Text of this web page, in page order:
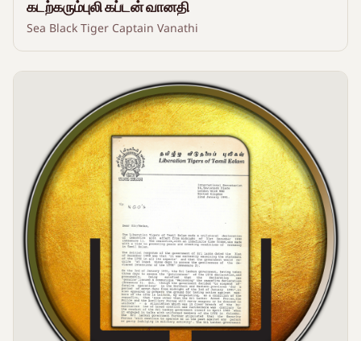
கடற்கரும்புலி கப்டன் வானதி
Sea Black Tiger Captain Vanathi